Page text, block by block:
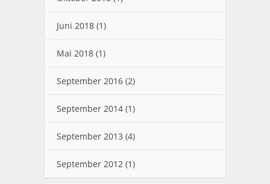
Juni 2018 (1)
Mai 2018 (1)
September 2016 (2)
September 2014 (1)
September 2013 (4)
September 2012 (1)